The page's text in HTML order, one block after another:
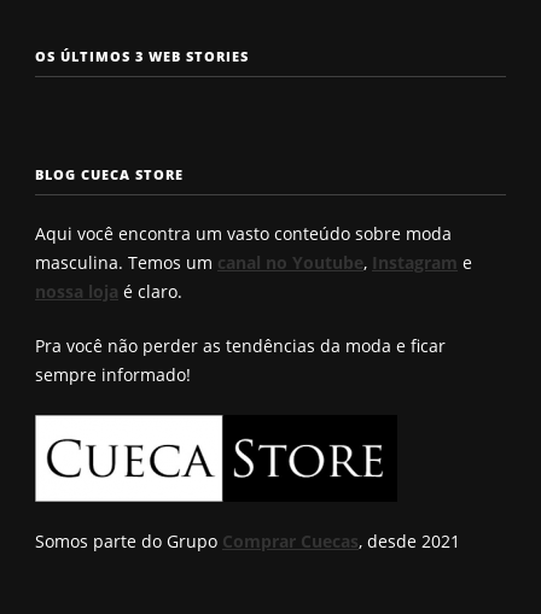
OS ÚLTIMOS 3 WEB STORIES
Os 7 tipos de
rosto
seu?
Cueca com
enchimento
a cueca
Roberto
BLOG CUECA STORE
Aqui você encontra um vasto conteúdo sobre moda
masculina. Temos um canal no Youtube, Instagram e
nossa loja é claro.
Pra você não perder as tendências da moda e ficar
sempre informado!
Somos parte do Grupo Comprar Cuecas, desde 2021